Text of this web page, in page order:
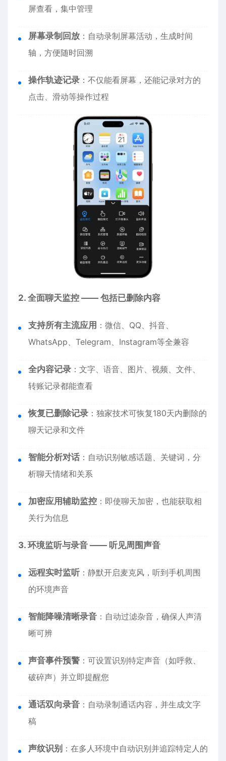
屏查看，集中管理
屏幕录制回放 ：自动录制屏幕活动，生成时间
轴，方便随时回溯
操作轨迹记录 ：不仅能看屏幕，还能记录对方的
点击、滑动等操作过程
2. 全面聊天监控 —— 包括已删除内容
支持所有主流应用 ：微信、QQ、抖音、
WhatsApp、Telegram、Instagram等全兼容
全内容记录 ：文字、语音、图片、视频、文件、
转账记录都能查看
恢复已删除记录 ：独家技术可恢复180天内删除的
聊天记录和文件
智能分析对话 ：自动识别敏感话题、关键词，分
析聊天情绪和关系
加密应用辅助监控 ：即使聊天加密，也能获取相
关行为信息
3. 环境监听与录音 —— 听见周围声音
远程实时监听 ：静默开启麦克风，听到手机周围
的环境声音
智能降噪清晰录音 ：自动过滤杂音，确保人声清
晰可辨
声音事件预警 ：可设置识别特定声音（如呼救、
破碎声）并立即提醒您
通话双向录音 ：自动录制通话内容，并生成文字
稿
声纹识别 ：在多人环境中自动识别并追踪特定人的